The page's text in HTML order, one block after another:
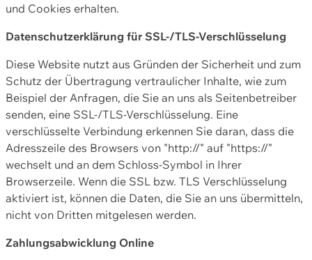
und Cookies erhalten.
Datenschutzerklärung für SSL-/TLS-Verschlüsselung
Diese Website nutzt aus Gründen der Sicherheit und zum
Schutz der Übertragung vertraulicher Inhalte, wie zum
Beispiel der Anfragen, die Sie an uns als Seitenbetreiber
senden, eine SSL-/TLS-Verschlüsselung. Eine
verschlüsselte Verbindung erkennen Sie daran, dass die
Adresszeile des Browsers von "http://" auf "https://"
wechselt und an dem Schloss-Symbol in Ihrer
Browserzeile. Wenn die SSL bzw. TLS Verschlüsselung
aktiviert ist, können die Daten, die Sie an uns übermitteln,
nicht von Dritten mitgelesen werden.
Zahlungsabwicklung Online